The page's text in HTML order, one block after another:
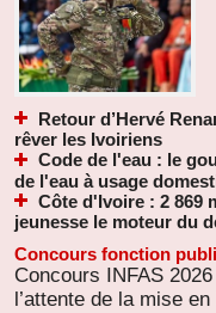
Retour d’Hervé
rêver les Ivoiriens
Code de l'eau : le
de l'eau à usage
Côte d'Ivoire : 2 869
jeunesse le moteur du
Concours fonction
Concours INFAS
l’attente de la mise